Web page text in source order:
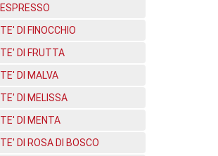
ESPRESSO
TE' DI FINOCCHIO
TE' DI FRUTTA
TE' DI MALVA
TE' DI MELISSA
TE' DI MENTA
TE' DI ROSA DI BOSCO